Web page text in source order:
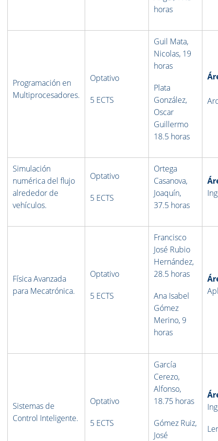
horas
Programación en
Multiprocesadores.
Optativo
5 ECTS
Guil Mata,
Nicolas, 19
horas
Plata
González,
Oscar
Guillermo
18.5 horas
Simulación
numérica del flujo
alrededor de
vehículos.
Optativo
5 ECTS
Ortega
Casanova,
Joaquín,
37.5 horas
Física Avanzada
para Mecatrónica.
Optativo
5 ECTS
Francisco
José Rubio
Hernández,
28.5 horas
Ana Isabel
Gómez
Merino, 9
horas
Sistemas de
Control Inteligente.
Optativo
5 ECTS
García
Cerezo,
Alfonso,
18.75 horas
Gómez Ruiz,
José